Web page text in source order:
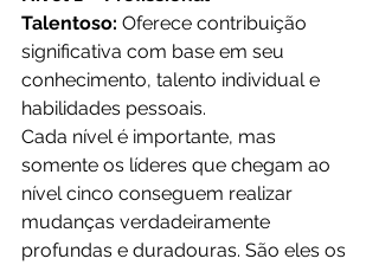
Talentoso: Oferece contribuição
significativa com base em seu
conhecimento, talento individual e
habilidades pessoais.
Cada nível é importante, mas
somente os líderes que chegam ao
nível cinco conseguem realizar
mudanças verdadeiramente
profundas e duradouras. São eles os